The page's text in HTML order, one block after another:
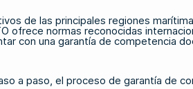
de las principales regiones
ofrece normas reconocidas
con una garantía de competencia
a paso, el proceso de garantía de